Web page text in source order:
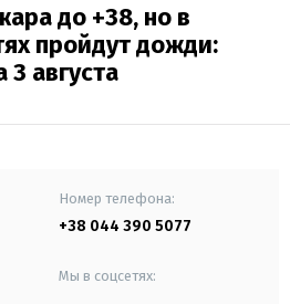
до +38, но в
пройдут дожди:
3 августа
Номер телефона:
+38 044 390 5077
Мы в соцсетях: